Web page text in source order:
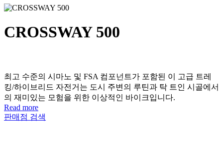
CROSSWAY 500
최고 수준의 시마노 및 FSA 컴포넌트가 포함된 이 고급 트레
킹/하이브리드 자전거는 도시 주변의 루틴과 탁 트인 시골에서
의 재미있는 모험을 위한 이상적인 바이크입니다.
Read more
판매점 검색